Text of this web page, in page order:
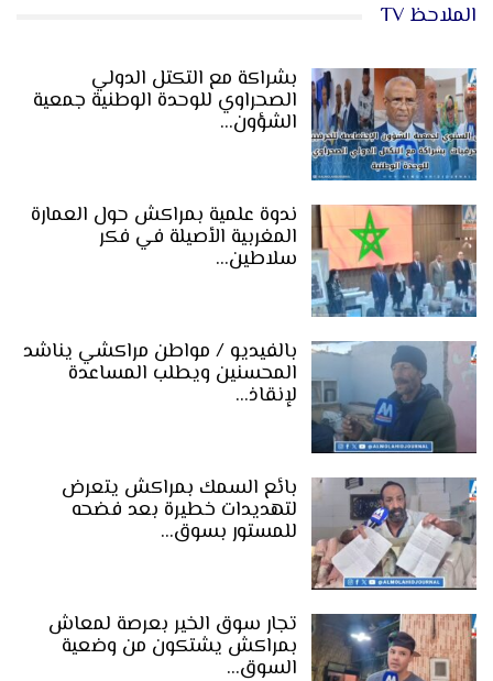
الملاحظ TV
بشراكة مع التكتل الدولي
الصحراوي للوحدة الوطنية جمعية
الشؤون…
ندوة علمية بمراكش حول العمارة
المغربية الأصيلة في فكر
سلاطين…
بالفيديو / مواطن مراكشي يناشد
المحسنين ويطلب المساعدة
لإنقاذ…
بائع السمك بمراكش يتعرض
لتهديدات خطيرة بعد فضحه
للمستور بسوق…
تجار سوق الخير بعرصة لمعاش
بمراكش يشتكون من وضعية
السوق…